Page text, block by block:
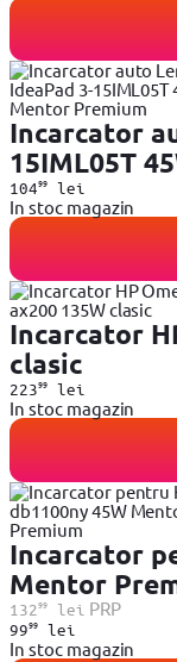
Incarcator
15IML05T
10499lei
In stoc magazin
Incarcator
clasic
22399lei
In stoc magazin
Incarcator
Mentor
13299lei PRP
9999lei
In stoc magazin